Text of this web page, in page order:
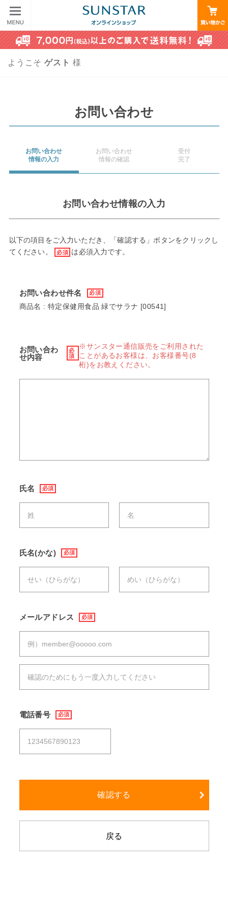
ようこそ ゲスト 様
お問い合わせ
お問い合わせ
情報の入力
お問い合わせ
情報の確認
受付
完了
お問い合わせ情報の入力
以下の項目をご入力いただき、「確認する」ボタンをクリックし
てください。
必須 は必須入力です。
お問い合わせ件名 必須
商品名 : 特定保健用食品 緑でサラナ [00541]
お問い合わ
せ内容
必
須
※サンスター通信販売をご利用された
ことがあるお客様は、お客様番号(8
桁)をお教えください。
氏名 必須
氏名(かな) 必須
メールアドレス 必須
電話番号 必須
戻る
確認する